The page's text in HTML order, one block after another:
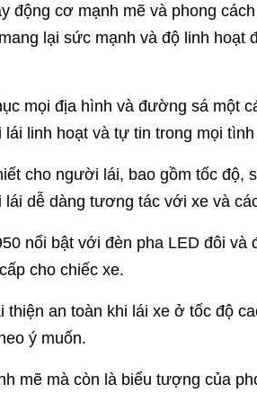
động cơ mạnh mẽ và phong
lại sức mạnh và độ linh
mọi địa hình và đường sá một
linh hoạt và tự tin trong mọi tình
cho người lái, bao gồm tốc độ,
dễ dàng tương tác với xe và
nổi bật với đèn pha LED đôi và
cho chiếc xe.
an toàn khi lái xe ở tốc độ
ý muốn.
mẽ mà còn là biểu tượng của